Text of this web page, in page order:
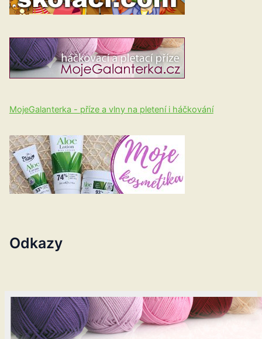
MojeGalanterka - příze a vlny na pletení i háčkování
Odkazy